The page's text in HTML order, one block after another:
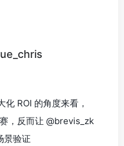
ROI 的角度来看，
，反而让 @brevis_zk
景验证